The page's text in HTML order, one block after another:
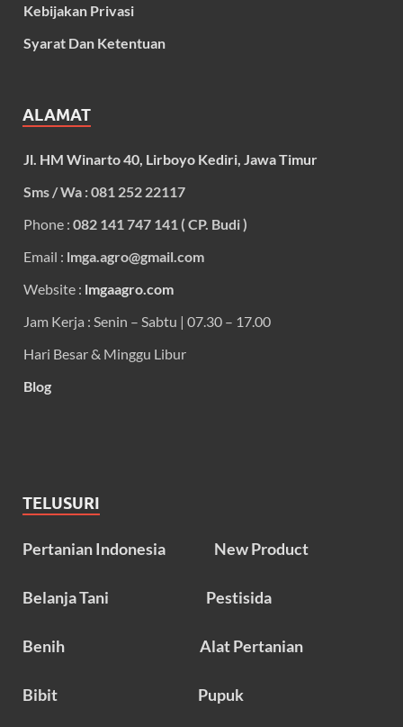
Kebijakan Privasi
Syarat Dan Ketentuan
ALAMAT
Jl. HM Winarto 40, Lirboyo Kediri, Jawa Timur
Sms / Wa : 081 252 22117
Phone : 082 141 747 141 ( CP. Budi )
Email : lmga.agro@gmail.com
Website : lmgaagro.com
Jam Kerja : Senin – Sabtu | 07.30 – 17.00
Hari Besar & Minggu Libur
Blog
TELUSURI
Pertanian Indonesia New Product
Belanja Tani Pestisida
Benih Alat Pertanian
Bibit Pupuk